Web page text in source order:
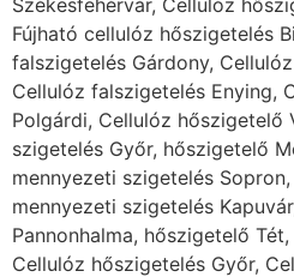
Fújható cellulóz hőszigetelés
falszigetelés Gárdony,
Cellulóz falszigetelés Enying,
Polgárdi, Cellulóz hőszigetelő
szigetelés Győr, hőszigetelő
mennyezeti szigetelés
mennyezeti szigetelés
Pannonhalma, hőszigetelő
Cellulóz hőszigetelés Győr,